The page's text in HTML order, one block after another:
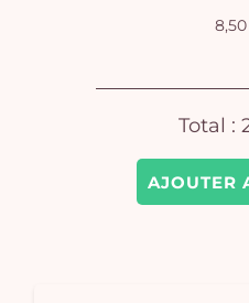
AJOUTER
Total :